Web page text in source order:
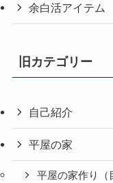
余白活アイテム
旧カテゴリー
自己紹介
平屋の家
平屋の家作り（